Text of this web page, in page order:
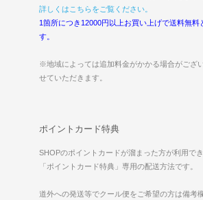
詳しくはこちらをご覧ください。
1箇所につき12000円以上お買い上げで送料無料
す。
※地域によっては追加料金がかかる場合がござ
せていただきます。
ポイントカード特典
SHOPのポイントカードが溜まった方が利用で
「ポイントカード特典」専用の配送方法です。
道外への発送等でクール便をご希望の方は備考